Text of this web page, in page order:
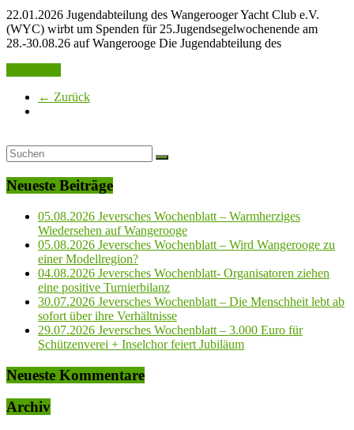
22.01.2026 Jugendabteilung des Wangerooger Yacht Club e.V.
(WYC) wirbt um Spenden für 25.Jugendsegelwochenende am
28.-30.08.26 auf Wangerooge Die Jugendabteilung des
← Zurück
Neueste Beiträge
05.08.2026 Jeversches Wochenblatt – Warmherziges
Wiedersehen auf Wangerooge
05.08.2026 Jeversches Wochenblatt – Wird Wangerooge zu
einer Modellregion?
04.08.2026 Jeversches Wochenblatt- Organisatoren ziehen
eine positive Turnierbilanz
30.07.2026 Jeversches Wochenblatt – Die Menschheit lebt ab
sofort über ihre Verhältnisse
29.07.2026 Jeversches Wochenblatt – 3.000 Euro für
Schützenverei + Inselchor feiert Jubiläum
Neueste Kommentare
Archiv